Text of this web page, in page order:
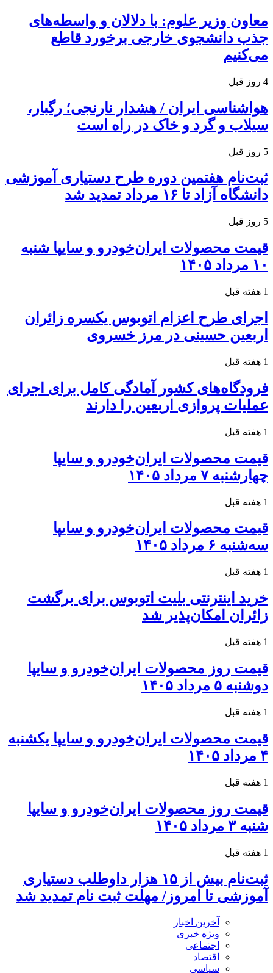
معاون وزیر علوم: با دلالان و واسطه‌های
جذب دانشجوی خارجی برخورد قاطع
می‌کنیم
4 روز قبل
هواشناسی ایران / هشدار نارنجی؛ رگبار،
سیلاب و گرد و خاک در راه است
5 روز قبل
ثبت‌نام هفتمین دوره طرح دستیاری آموزشی
دانشگاه آزاد تا ۱۶ مرداد تمدید شد
5 روز قبل
قیمت محصولات ایران‌خودرو و سایپا شنبه
۱۰ مرداد ۱۴۰۵
1 هفته قبل
اجرای طرح اعزام اتوبوس یکسره زائران
اربعین حسینی در مرز خسروی
1 هفته قبل
فرودگاه‌های کشور آمادگی کامل برای اجرای
عملیات پروازی اربعین را دارند
1 هفته قبل
قیمت محصولات ایران‌خودرو و سایپا
چهارشنبه ۷ مرداد ۱۴۰۵
1 هفته قبل
قیمت محصولات ایران‌خودرو و سایپا
سه‌شنبه ۶ مرداد ۱۴۰۵
1 هفته قبل
خرید اینترنتی بلیت اتوبوس برای برگشت
زائران امکان‌پذیر شد
1 هفته قبل
قیمت روز محصولات ایران‌خودرو و سایپا
دوشنبه ۵ مرداد ۱۴۰۵
1 هفته قبل
قیمت محصولات ایران‌خودرو و سایپا یکشنبه
۴ مرداد ۱۴۰۵
1 هفته قبل
قیمت روز محصولات ایران‌خودرو و سایپا
شنبه ۳ مرداد ۱۴۰۵
1 هفته قبل
ثبت‌نام بیش از ۱۵ هزار داوطلب دستیاری
آموزشی تا امروز/ مهلت ثبت نام تمدید شد
آخرین اخبار
ویژه خبری
اجتماعی
اقتصاد
سیاسی